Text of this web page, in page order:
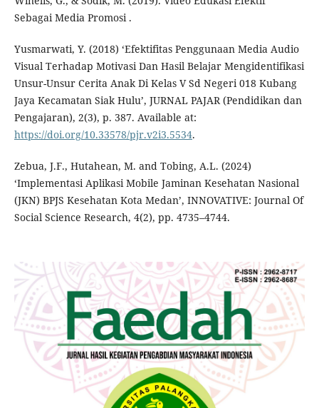
Sebagai Media Promosi .
Yusmarwati, Y. (2018) ‘Efektifitas Penggunaan Media Audio
Visual Terhadap Motivasi Dan Hasil Belajar Mengidentifikasi
Unsur-Unsur Cerita Anak Di Kelas V Sd Negeri 018 Kubang
Jaya Kecamatan Siak Hulu’, JURNAL PAJAR (Pendidikan dan
Pengajaran), 2(3), p. 387. Available at:
https://doi.org/10.33578/pjr.v2i3.5534.
Zebua, J.F., Hutahean, M. and Tobing, A.L. (2024)
‘Implementasi Aplikasi Mobile Jaminan Kesehatan Nasional
(JKN) BPJS Kesehatan Kota Medan’, INNOVATIVE: Journal Of
Social Science Research, 4(2), pp. 4735–4744.